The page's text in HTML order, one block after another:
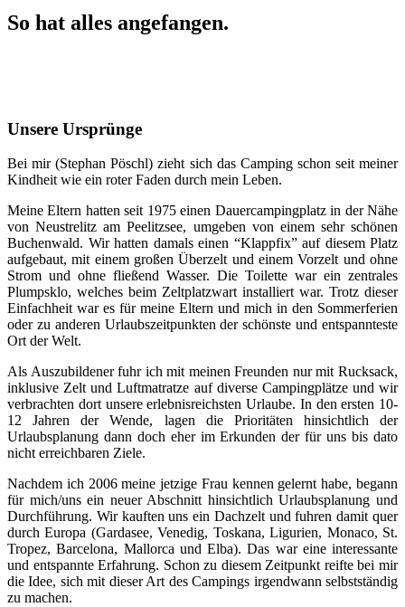
So hat alles angefangen.
Unsere Ursprünge
Bei mir (Stephan Pöschl) zieht sich das Camping schon seit meiner
Kindheit wie ein roter Faden durch mein Leben.
Meine Eltern hatten seit 1975 einen Dauercampingplatz in der Nähe
von Neustrelitz am Peelitzsee, umgeben von einem sehr schönen
Buchenwald. Wir hatten damals einen “Klappfix” auf diesem Platz
aufgebaut, mit einem großen Überzelt und einem Vorzelt und ohne
Strom und ohne fließend Wasser. Die Toilette war ein zentrales
Plumpsklo, welches beim Zeltplatzwart installiert war. Trotz dieser
Einfachheit war es für meine Eltern und mich in den Sommerferien
oder zu anderen Urlaubszeitpunkten der schönste und entspannteste
Ort der Welt.
Als Auszubildener fuhr ich mit meinen Freunden nur mit Rucksack,
inklusive Zelt und Luftmatratze auf diverse Campingplätze und wir
verbrachten dort unsere erlebnisreichsten Urlaube. In den ersten 10-
12 Jahren der Wende, lagen die Prioritäten hinsichtlich der
Urlaubsplanung dann doch eher im Erkunden der für uns bis dato
nicht erreichbaren Ziele.
Nachdem ich 2006 meine jetzige Frau kennen gelernt habe, begann
für mich/uns ein neuer Abschnitt hinsichtlich Urlaubsplanung und
Durchführung. Wir kauften uns ein Dachzelt und fuhren damit quer
durch Europa (Gardasee, Venedig, Toskana, Ligurien, Monaco, St.
Tropez, Barcelona, Mallorca und Elba). Das war eine interessante
und entspannte Erfahrung. Schon zu diesem Zeitpunkt reifte bei mir
die Idee, sich mit dieser Art des Campings irgendwann selbstständig
zu machen.